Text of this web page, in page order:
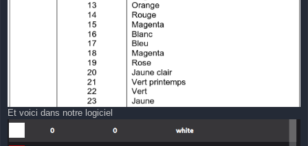
Et voici dans notre logiciel